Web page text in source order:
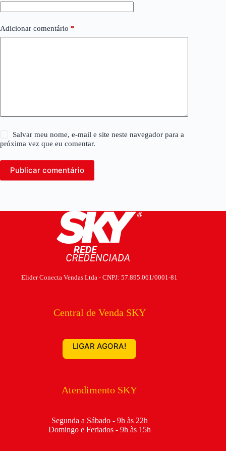
Adicionar comentário *
Salvar meu nome, e-mail e site neste navegador para a
próxima vez que eu comentar.
Publicar comentário
Elider Conecta Vendas Ltda - CNPJ: 57.895.061/0001-81
Central de Venda SKY
LIGAR AGORA!
Atendimento SKY
Segunda a Sábado - 9h às 22h
Domingo e Feriados - 9h às 15h